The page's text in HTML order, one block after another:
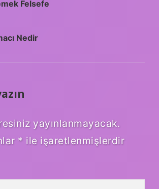
Felsefe
Nedir
yayınlanmayacak.
* ile işaretlenmişlerdir